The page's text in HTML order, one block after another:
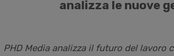
analizza le nuove
PHD Media analizza il futuro del